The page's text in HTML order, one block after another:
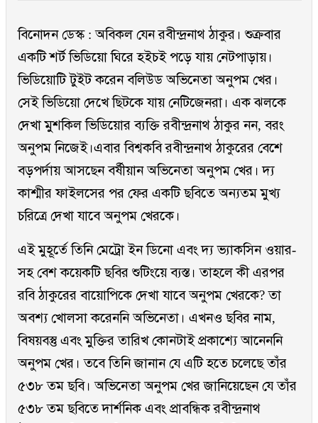
বিনোদন ডেস্ক : অবিকল যেন রবীন্দ্রনাথ ঠাকুর। শুক্রবার
একটি শর্ট ভিডিয়ো ঘিরে হইচই পড়ে যায় নেটপাড়ায়।
ভিডিয়োটি টুইট করেন বলিউড অভিনেতা অনুপম খের।
সেই ভিডিয়ো দেখে ছিটকে যায় নেটিজেনরা। এক ঝলকে
দেখা মুশকিল ভিডিয়োর ব্যক্তি রবীন্দ্রনাথ ঠাকুর নন, বরং
অনুপম নিজেই।এবার বিশ্বকবি রবীন্দ্রনাথ ঠাকুরের বেশে
বড়পর্দায় আসছেন বর্ষীয়ান অভিনেতা অনুপম খের। দ্য
কাশ্মীর ফাইলসের পর ফের একটি ছবিতে অন্যতম মুখ্য
চরিত্রে দেখা যাবে অনুপম খেরকে।
এই মুহূর্তে তিনি মেট্রো ইন ডিনো এবং দ্য ভ্যাকসিন ওয়ার-
সহ বেশ কয়েকটি ছবির শুটিংয়ে ব্যস্ত। তাহলে কী এরপর
রবি ঠাকুরের বায়োপিকে দেখা যাবে অনুপম খেরকে? তা
অবশ্য খোলসা করেননি অভিনেতা। এখনও ছবির নাম,
বিষয়বস্তু এবং মুক্তির তারিখ কোনটাই প্রকাশ্যে আনেননি
অনুপম খের। তবে তিনি জানান যে এটি হতে চলেছে তাঁর
৫৩৮ তম ছবি। অভিনেতা অনুপম খের জানিয়েছেন যে তাঁর
৫৩৮ তম ছবিতে দার্শনিক এবং প্রাবন্ধিক রবীন্দ্রনাথ